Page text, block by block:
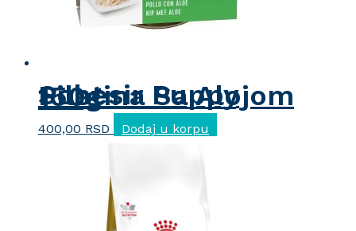
Schesir Puppy Piletina Sa Alojom 150g
400,00 RSD Dodaj u korpu